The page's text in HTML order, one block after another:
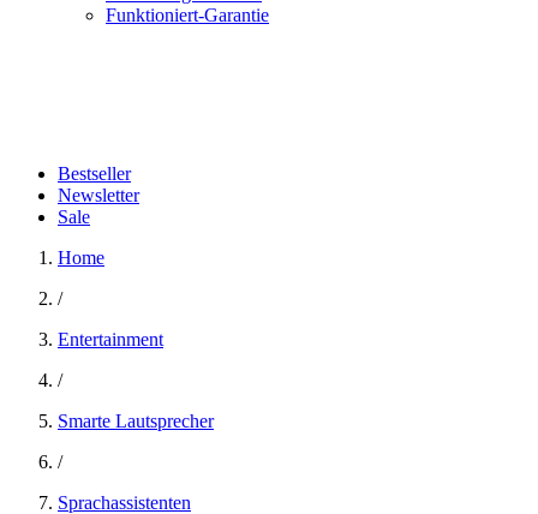
Funktioniert-Garantie
Bestseller
Newsletter
Sale
Home
/
Entertainment
/
Smarte Lautsprecher
/
Sprachassistenten